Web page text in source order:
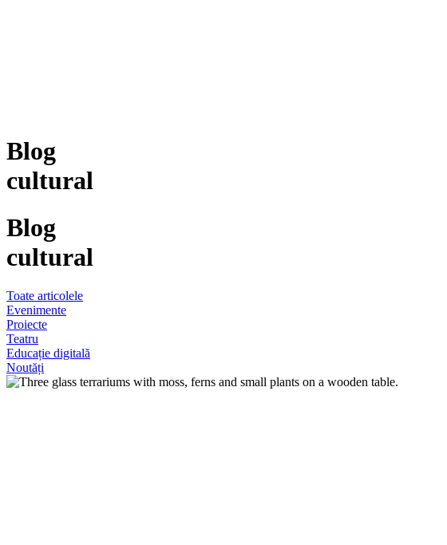
Blog
cultural
Blog
cultural
Toate articolele
Evenimente
Proiecte
Teatru
Educație digitală
Noutăți